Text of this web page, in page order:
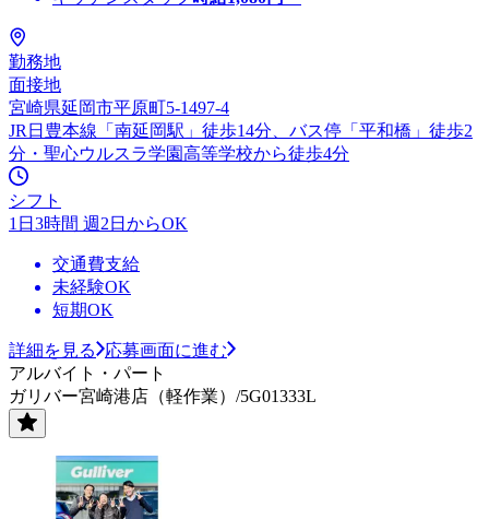
勤務地
面接地
宮崎県延岡市平原町5-1497-4
JR日豊本線「南延岡駅」徒歩14分、バス停「平和橋」徒歩2
分・聖心ウルスラ学園高等学校から徒歩4分
シフト
1日3時間 週2日からOK
交通費支給
未経験OK
短期OK
詳細を見る
応募画面に進む
アルバイト・パート
ガリバー宮崎港店（軽作業）/5G01333L